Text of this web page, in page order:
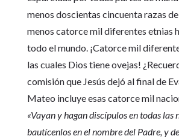
menos doscientas cincuenta razas
menos catorce mil diferentes etnias
todo el mundo. ¡Catorce mil
las cuales Dios tiene ovejas!
comisión que Jesús dejó al final de
Mateo incluye esas catorce mil
«Vayan y hagan discípulos en todas las
bautícenlos en el nombre del Padre, y